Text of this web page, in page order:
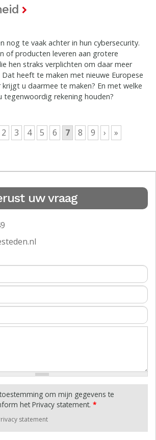
nog te vaak achter in hun cybersecurity.
of producten leveren aan grotere
hen straks verplichten om daar meer
Dat heeft te maken met nieuwe Europese
krijgt u daarmee te maken? En met welke
tegenwoordig rekening houden?
2 3 4 5 6 7 8 9 › »
uw vraag
om mijn gegevens te
het Privacy statement. *
statement